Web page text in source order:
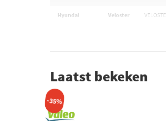
Hyundai Veloster
Laatst bekeken
-35%